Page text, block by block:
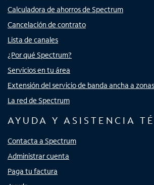
Calculadora de ahorros de Spectrum
Cancelación de contrato
Lista de canales
¿Por qué Spectrum?
Servicios en tu área
Extensión del servicio de banda ancha a
La red de Spectrum
AYUDA Y ASISTENCIA
Contacta a Spectrum
Administrar cuenta
Paga tu factura